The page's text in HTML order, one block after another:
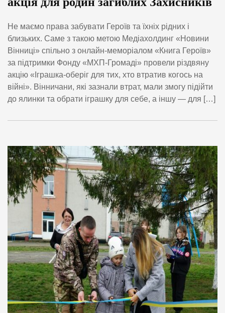
Не маємо права забувати Героїв та їхніх рідних і
близьких. Саме з такою метою Медіахолдинг «Новини
Вінниці» спільно з онлайн-меморіалом «Книга Героїв»
за підтримки Фонду «МХП-Громаді» провели різдвяну
акцію «Іграшка-оберіг для тих, хто втратив когось на
війні». Вінничани, які зазнали втрат, мали змогу підійти
до ялинки та обрати іграшку для себе, а іншу — для […]